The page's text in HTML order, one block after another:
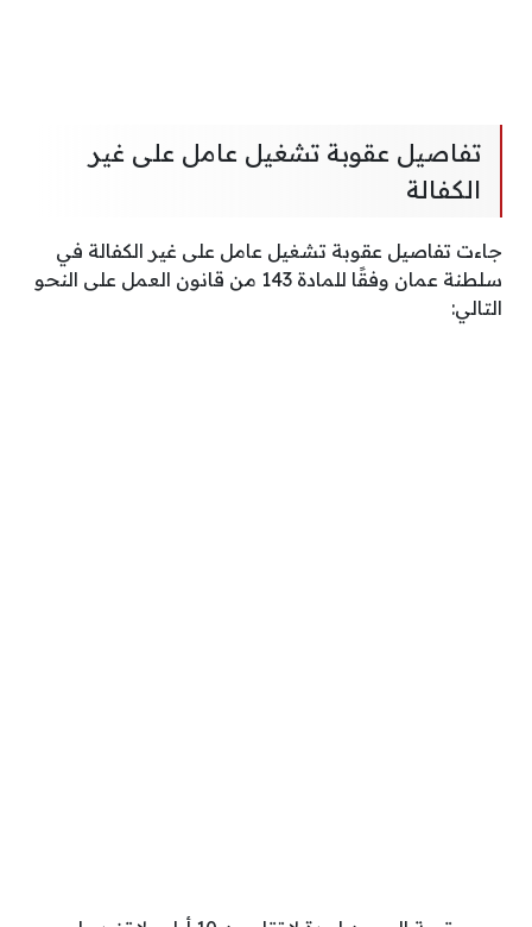
تفاصيل عقوبة تشغيل عامل على غير
الكفالة
جاءت تفاصيل عقوبة تشغيل عامل على غير الكفالة في
سلطنة عمان وفقًا للمادة 143 من قانون العمل على النحو
التالي: